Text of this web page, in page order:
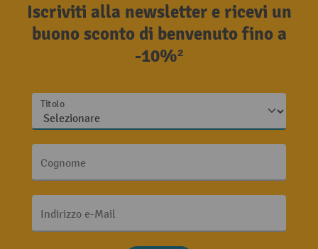
Iscriviti alla newsletter e ricevi un
buono sconto di benvenuto fino a
-10%²
Titolo
Cognome
Indirizzo e-Mail